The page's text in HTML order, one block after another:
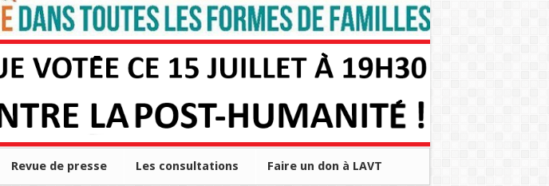
Revue de presse Les consultations Faire un don à LAVT